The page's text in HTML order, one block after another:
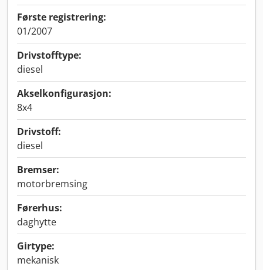
Første registrering:
01/2007
Drivstofftype:
diesel
Akselkonfigurasjon:
8x4
Drivstoff:
diesel
Bremser:
motorbremsing
Førerhus:
daghytte
Girtype:
mekanisk